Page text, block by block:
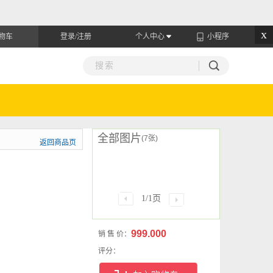
x
车 登录/注册 个人中心 小程序
返回商品页 全部图片(7张)
1/1页
销 售 价： 999.000
评分：